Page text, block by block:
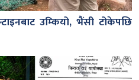
उम्कियो, भैंसी टोकेपछि